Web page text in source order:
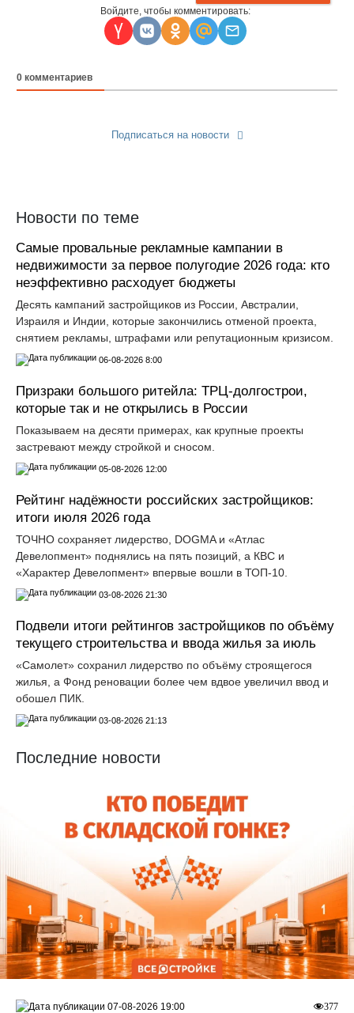
Войдите, чтобы комментировать:
0 комментариев
Подписаться на новости
Новости по теме
Самые провальные рекламные кампании в
недвижимости за первое полугодие 2026 года: кто
неэффективно расходует бюджеты
Десять кампаний застройщиков из России, Австралии,
Израиля и Индии, которые закончились отменой проекта,
снятием рекламы, штрафами или репутационным кризисом.
06-08-2026 8:00
Призраки большого ритейла: ТРЦ-долгострои,
которые так и не открылись в России
Показываем на десяти примерах, как крупные проекты
застревают между стройкой и сносом.
05-08-2026 12:00
Рейтинг надёжности российских застройщиков:
итоги июля 2026 года
ТОЧНО сохраняет лидерство, DOGMA и «Атлас
Девелопмент» поднялись на пять позиций, а КВС и
«Характер Девелопмент» впервые вошли в ТОП-10.
03-08-2026 21:30
Подвели итоги рейтингов застройщиков по объёму
текущего строительства и ввода жилья за июль
«Самолет» сохранил лидерство по объёму строящегося
жилья, а Фонд реновации более чем вдвое увеличил ввод и
обошел ПИК.
03-08-2026 21:13
Последние новости
377
07-08-2026 19:00